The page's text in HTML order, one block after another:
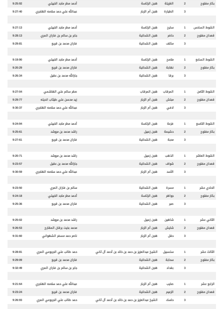
بكار مفتوح
2 الغزيلة هجن الرئاسة أحمد مطر ماجد الخييلي
9:25:92
3
الطيارة هجن أم الزبار عبدالله علي حمد سلامه الهاجري 9:27:40
الشوط السادس 1 سايح هجن الرئاسة أحمد مطر ماجد الخييلي
9:27:13
قعدان مفتوح
2 حاضر هجن الشحانية جابر بن سالم بن فاران المري
9:28:13
3
مكلف هجن الشحانية فاران محمد بن قريع 9:29:81
الشوط السابع 1 ملامح هجن الرئاسة أحمد مطر ماجد الخييلي
9:19:90
بكار مفتوح
2 نهابة هجن الشحانية فاران محمد بن قريع
9:20:29
3
برقا هجن الشحانية جارالله محمد بن عقيل 9:26:34
الشوط الثامن 1 المرقاب هجن المرقاب صقر سالم علي الهاشمي
9:27:04
قعدان مفتوح
2 مبلش هجن أم الزبار زيد محسن علي طيثاب انديله
9:29:77
3
لافي هجن أم الزبار عبدالله علي حمد سلامه الهاجري 9:30:37
الشوط التاسع 1 فزعة هجن الرئاسة أحمد مطر ماجد الخييلي
9:24:94
بكار مفتوح
2 حشيمة هجن زعبيل راشد محمد بن مروشد
9:25:61
3
محبة هجن الشحانية فاران محمد بن قريع 9:27:61
الشوط العاشر 1 الذهب هجن زعبيل راشد محمد بن مروشد
9:20:71
قعدان مفتوح
2 شواف هجن الشحانية جارالله محمد بن عقيل
9:23:57
3
الأسد هجن أم الزبار عبدالله علي حمد سلامه الهاجري 9:30:59
الحادي عشر 1 مسرة هجن الشحانية سالم بن فاران المري
9:23:50
بكار مفتوح
2 جواهر هجن الرئاسة أحمد مطر ماجد الخييلي
9:24:18
3
صبر هجن الشحانية فاران محمد بن قريع 9:25:36
الثاني عشر 1 شاهين هجن زعبيل راشد محمد بن مروشد
9:25:02
قعدان مفتوح
2 شايش هجن أم الزبار محمد بخيت برقان المقارح
9:26:53
3
حقل هجن أم الزبار ناصر حمد مسفر الشهواني 9:31:60
الثالث عشر 1 سلسبيل الشيخ عبدالعزيز بن حمد بن خالد بن أحمد آل ثاني حمد طالب علي الجربوعي المري
9:28:81
بكار مفتوح
2 سحابة هجن الشحانية فاران محمد بن قريع
9:29:09
3
بغداد هجن الشحانية جابر بن سالم بن فاران المري 9:32:49
الرابع عشر 1 صايب هجن أم الزبار عبدالله علي حمد سلامه الهاجري
9:21:64
قعدان مفتوح
2 الزعيم هجن الشحانية فاران محمد بن قريع
9:23:24
3
حاسك الشيخ عبدالعزيز بن حمد بن خالد بن أحمد آل ثاني حمد طالب علي الجربوعي المري 9:26:93